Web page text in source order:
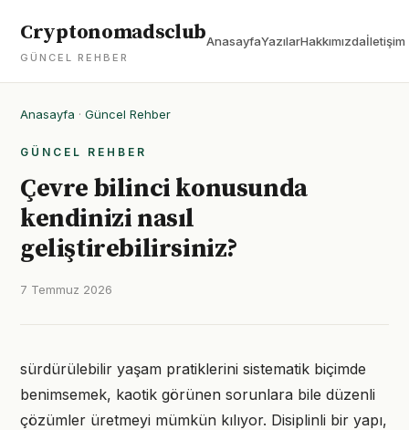
Cryptonomadsclub
GÜNCEL REHBER
AnasayfaYazılarHakkımızdaİletişim
Anasayfa · Güncel Rehber
GÜNCEL REHBER
Çevre bilinci konusunda
kendinizi nasıl
geliştirebilirsiniz?
7 Temmuz 2026
sürdürülebilir yaşam pratiklerini sistematik biçimde
benimsemek, kaotik görünen sorunlara bile düzenli
çözümler üretmeyi mümkün kılıyor. Disiplinli bir yapı,